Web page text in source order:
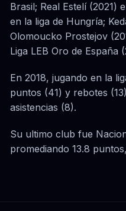
Brasil; Real Estelí (2021)
en la liga de Hungría;
Olomoucko Prostejov
Liga LEB Oro de España
En 2018, jugando en la
puntos (41) y rebotes
asistencias (8).
Su ultimo club fue
promediando 13.8